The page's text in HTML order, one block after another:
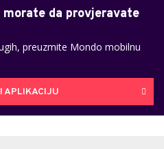
da provjeravate
preuzmite Mondo mobilnu
APLIKACIJU